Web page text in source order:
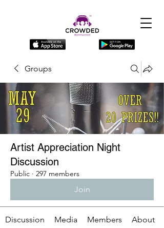
Groups
Artist Appreciation Night
Discussion
Public · 297 members
Join
Discussion Media Members About